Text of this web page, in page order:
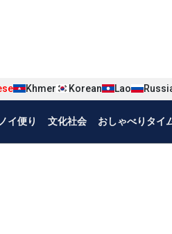
Khmer Korean Lao
イ便り 文化社会 おしゃべりタイ